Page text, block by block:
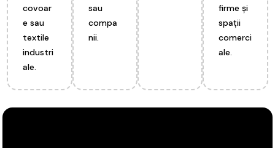
covoar
e sau
textile
industri
ale.
sau
compa
nii.
firme și
spații
comerci
ale.